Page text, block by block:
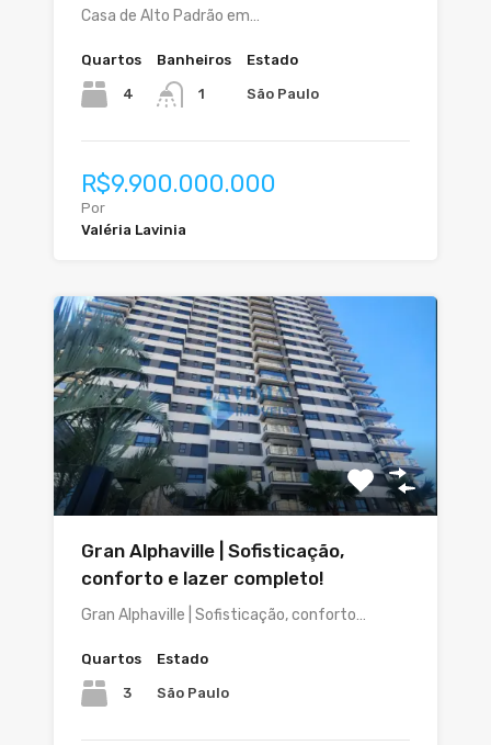
Casa de Alto Padrão em…
Quartos
4
Banheiros
1
Estado
São Paulo
R$9.900.000.000
Por
Valéria Lavinia
Gran Alphaville | Sofisticação,
conforto e lazer completo!
Gran Alphaville | Sofisticação, conforto…
Quartos
3
Estado
São Paulo